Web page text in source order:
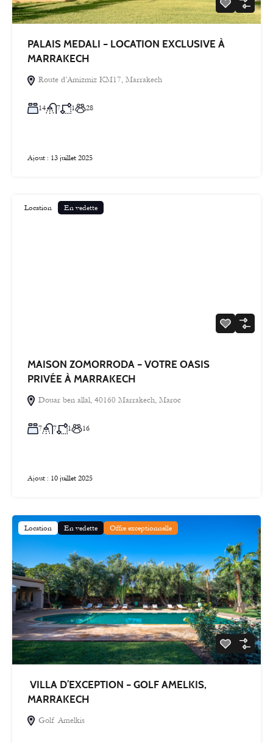
PALAIS MEDALI – LOCATION EXCLUSIVE À
MARRAKECH
Route d’Amizmiz KM17, Marrakech
14 7 1 28
Ajout : 13 juillet 2025
Location En vedette
MAISON ZOMORRODA – VOTRE OASIS
PRIVÉE À MARRAKECH
Douar ben allal, 40160 Marrakech, Maroc
7 7 1 16
Ajout : 10 juillet 2025
Location En vedette Offre exceptionnelle
VILLA D’EXCEPTION – GOLF AMELKIS,
MARRAKECH
Golf Amelkis